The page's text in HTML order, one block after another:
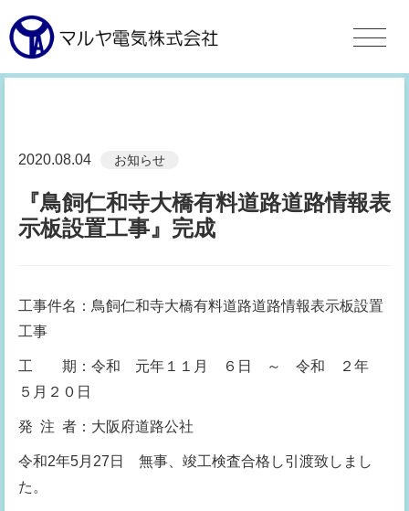
2020.08.04 お知らせ
『鳥飼仁和寺大橋有料道路道路情報表
示板設置工事』完成
工事件名：鳥飼仁和寺大橋有料道路道路情報表示板設置
工事
工 期：令和 元年１１月 ６日 ～ 令和 ２年
５月２０日
発 注 者：大阪府道路公社
令和2年5月27日 無事、竣工検査合格し引渡致しまし
た。